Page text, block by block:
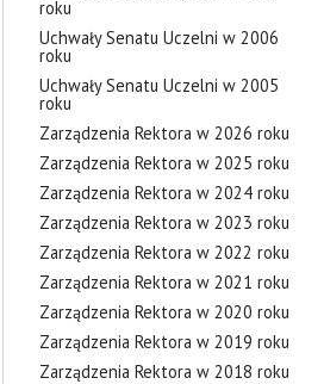
roku
Uchwały Senatu Uczelni w 2006
roku
Uchwały Senatu Uczelni w 2005
roku
Zarządzenia Rektora w 2026 roku
Zarządzenia Rektora w 2025 roku
Zarządzenia Rektora w 2024 roku
Zarządzenia Rektora w 2023 roku
Zarządzenia Rektora w 2022 roku
Zarządzenia Rektora w 2021 roku
Zarządzenia Rektora w 2020 roku
Zarządzenia Rektora w 2019 roku
Zarządzenia Rektora w 2018 roku